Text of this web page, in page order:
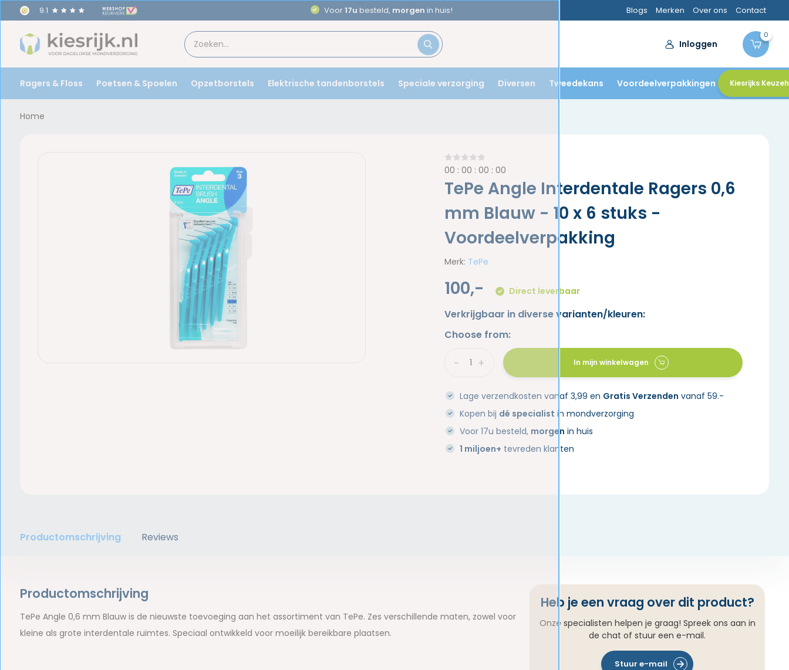
9.1 Aanbevolen doortandartsen Blogs Merken Over ons Contact
Inloggen
0
Ragers & Floss Poetsen & Spoelen Opzetborstels Elektrische tandenborstels Speciale verzorging Diversen Tweedekans Voordeelverpakkingen Kiesrijks
Home
00 :00 :00 :00
TePe Angle Interdentale Ragers 0,6
mm Blauw - 10 x 6 stuks -
Voordeelverpakking
Merk: TePe
100,- Direct leverbaar
Verkrijgbaar in diverse varianten/kleuren:
Choose from:
+
- In mijn winkelwagen
Lage verzendkosten vanaf 3,99 en Gratis Verzenden vanaf 59.-
Kopen bij dé specialist in mondverzorging
Voor 17u besteld, morgen in huis
1 miljoen+ tevreden klanten
Productomschrijving Reviews
Productomschrijving
TePe Angle 0,6 mm Blauw is de nieuwste toevoeging aan het assortiment van TePe. Zes verschillende maten, zowel voor
kleine als grote interdentale ruimtes. Speciaal ontwikkeld voor moeilijk bereikbare plaatsen.
Heb je een vraag over dit product?
Onze specialisten helpen je graag! Spreek ons aan in
de chat of stuur een e-mail.
Stuur e-mail